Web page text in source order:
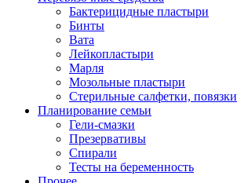
Бактерицидные пластыри
Бинты
Вата
Лейкопластыри
Марля
Мозольные пластыри
Стерильные салфетки, повязки
Планирование семьи
Гели-смазки
Презервативы
Спирали
Тесты на беременность